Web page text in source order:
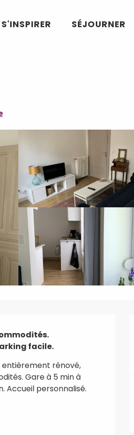
S'INSPIRER SÉJOURNER
facile.
entièrement rénové,
Gare à 5 min à
Accueil personnalisé.